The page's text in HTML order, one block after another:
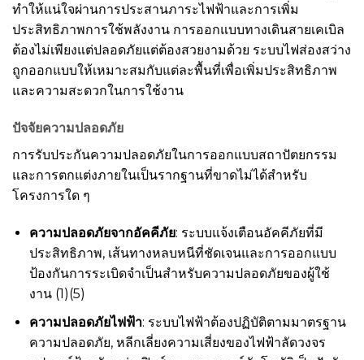
ทำให้แน่ใจผ่านการประสานภาระไฟฟ้าและการเพิ่ม
ประสิทธิภาพการใช้พลังงาน การออกแบบทางเดินสายเคเบิล
ต้องไม่เพียงแต่ปลอดภัยแต่ต้องสวยงามด้วย ระบบไฟส่องสว่าง
ถูกออกแบบให้เหมาะสมกับแต่ละพื้นที่เพื่อเพิ่มประสิทธิภาพ
และความสะดวกในการใช้งาน
ปัจจัยความปลอดภัย
การรับประกันความปลอดภัยในการออกแบบสถาปัตยกรรม
และการตกแต่งภายในเป็นรากฐานที่ขาดไม่ได้สำหรับ
โครงการใด ๆ
ความปลอดภัยจากอัคคีภัย: ระบบแจ้งเตือนอัคคีภัยที่มี
ประสิทธิภาพ, เส้นทางหลบหนีที่ชัดเจนและการออกแบบ
ป้องกันการระเบิดจำเป็นสำหรับความปลอดภัยของผู้ใช้
งาน (1)(5)
ความปลอดภัยไฟฟ้า: ระบบไฟฟ้าต้องปฏิบัติตามมาตรฐาน
ความปลอดภัย, หลีกเลี่ยงความเสี่ยงของไฟฟ้าลัดวงจร